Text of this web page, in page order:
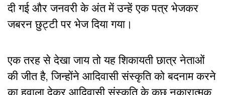
दी गई और जनवरी के अंत में उन्हें एक पत्र भेजकर
जबरन छुट्टी पर भेज दिया गया।
एक तरह से देखा जाय तो यह शिकायती छात्र नेताओं
की जीत है, जिन्होंने आदिवासी संस्कृति को बदनाम करने
का हवाला देकर आदिवासी संस्कृति के कुछ नकारात्मक